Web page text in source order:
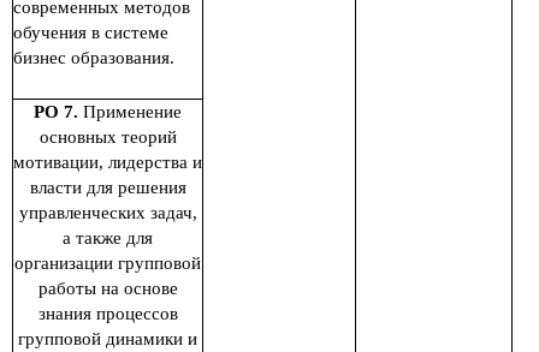
современных методов
обучения в системе
бизнес образования.
РО 7. Применение
основных теорий
мотивации, лидерства и
власти для решения
управленческих задач,
а также для
организации групповой
работы на основе
знания процессов
групповой динамики и